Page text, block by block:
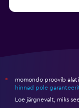
*
momondo proovib
hinnad pole
Loe järgnevalt, miks